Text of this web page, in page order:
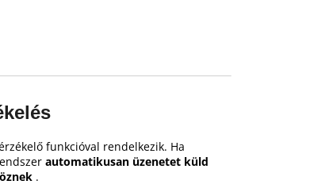
funkcióval rendelkezik. Ha
automatikusan üzenetet küld
.